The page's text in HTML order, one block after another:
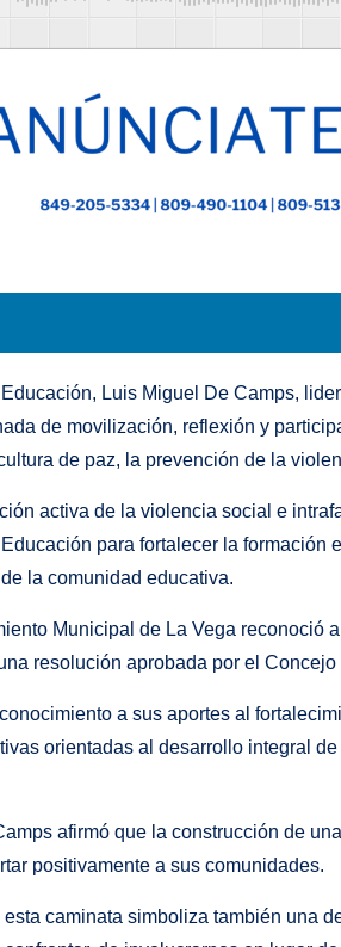
Luis Miguel De Camps,
de movilización, reflexión y
de paz, la prevención de la
activa de la violencia social e
para fortalecer la formación
la comunidad educativa.
Municipal de La Vega reconoció
resolución aprobada por el Concejo
a sus aportes al
orientadas al desarrollo integral
afirmó que la construcción de
positivamente a sus comunidades.
caminata simboliza también una